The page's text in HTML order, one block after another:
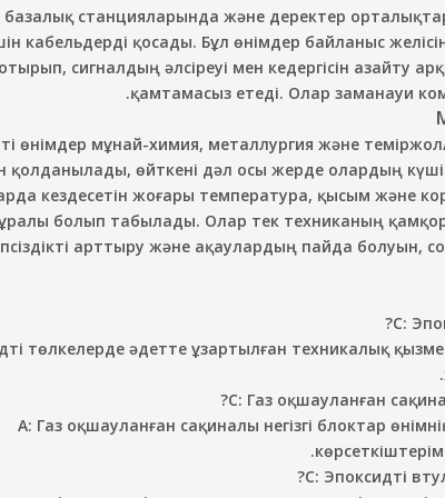
станцияларында және деректер
кабельдерді қосады. Бұл өнімдер байланыс
сигналдың әлсіреуі мен кедергісін азайту
қамтамасыз етеді. Олар заманауи
өнімдер мұнай-химия, металлургия және
қолданылады, өйткені дәл осы жерде олардың
кездесетін жоғары температура, қысым және
болып табылады. Олар тек техниканың
арттыру және ақаулардың пайда
С:
төлкелерде әдетте ұзартылған техникалық
С: Газ оқшауланған
A: Газ оқшауланған сақиналы негізгі блоктар
С: Эпоксидті